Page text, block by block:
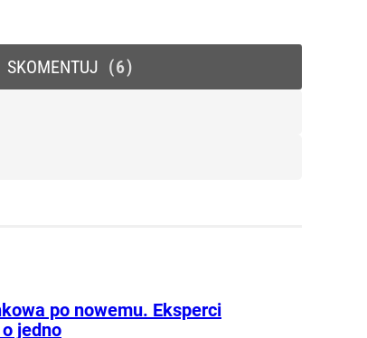
SKOMENTUJ 6
po nowemu. Eksperci
jedno